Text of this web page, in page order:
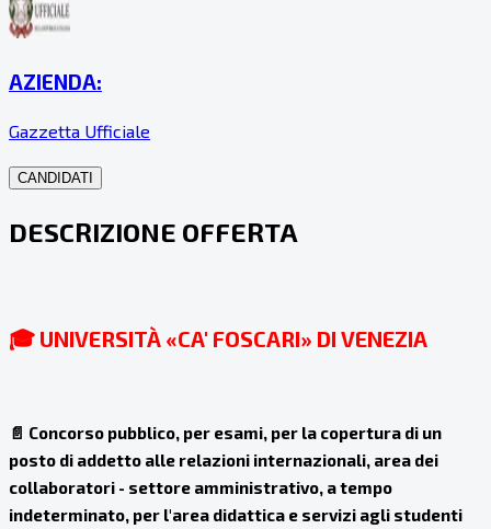
AZIENDA:
Gazzetta Ufficiale
CANDIDATI
DESCRIZIONE OFFERTA
🎓 UNIVERSITÀ «CA' FOSCARI» DI VENEZIA
📄 Concorso pubblico, per esami, per la copertura di un
posto di addetto alle relazioni internazionali, area dei
collaboratori - settore amministrativo, a tempo
indeterminato, per l'area didattica e servizi agli studenti